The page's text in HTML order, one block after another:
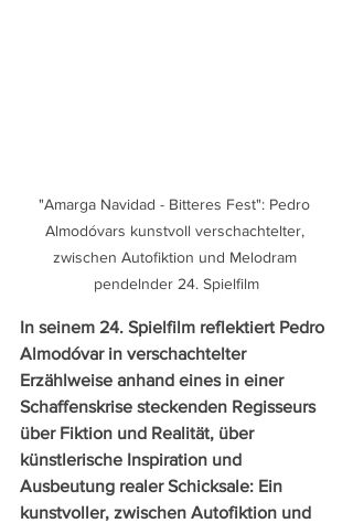
"Amarga Navidad - Bitteres Fest": Pedro
Almodóvars kunstvoll verschachtelter,
zwischen Autofiktion und Melodram
pendelnder 24. Spielfilm
In seinem 24. Spielfilm reflektiert Pedro
Almodóvar in verschachtelter
Erzählweise anhand eines in einer
Schaffenskrise steckenden Regisseurs
über Fiktion und Realität, über
künstlerische Inspiration und
Ausbeutung realer Schicksale: Ein
kunstvoller, zwischen Autofiktion und